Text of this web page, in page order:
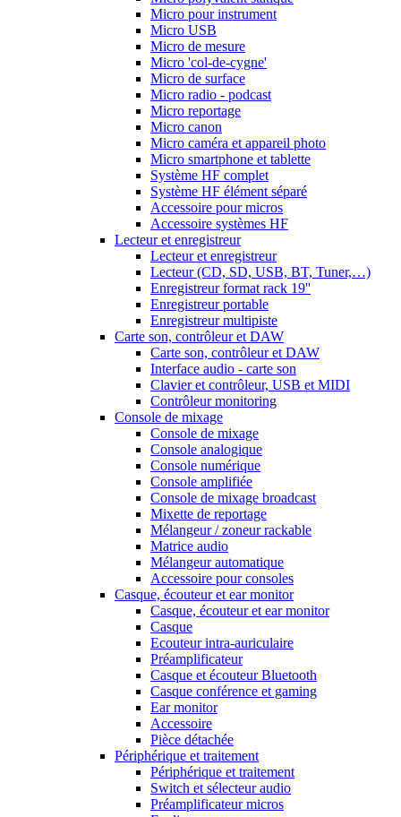
Micro pour instrument
Micro USB
Micro de mesure
Micro 'col-de-cygne'
Micro de surface
Micro radio - podcast
Micro reportage
Micro canon
Micro caméra et appareil photo
Micro smartphone et tablette
Système HF complet
Système HF élément séparé
Accessoire pour micros
Accessoire systèmes HF
Lecteur et enregistreur
Lecteur et enregistreur
Lecteur (CD, SD, USB, BT, Tuner,…)
Enregistreur format rack 19''
Enregistreur portable
Enregistreur multipiste
Carte son, contrôleur et DAW
Carte son, contrôleur et DAW
Interface audio - carte son
Clavier et contrôleur, USB et MIDI
Contrôleur monitoring
Console de mixage
Console de mixage
Console analogique
Console numérique
Console amplifiée
Console de mixage broadcast
Mixette de reportage
Mélangeur / zoneur rackable
Matrice audio
Mélangeur automatique
Accessoire pour consoles
Casque, écouteur et ear monitor
Casque, écouteur et ear monitor
Casque
Ecouteur intra-auriculaire
Préamplificateur
Casque et écouteur Bluetooth
Casque conférence et gaming
Ear monitor
Accessoire
Pièce détachée
Périphérique et traitement
Périphérique et traitement
Switch et sélecteur audio
Préamplificateur micros